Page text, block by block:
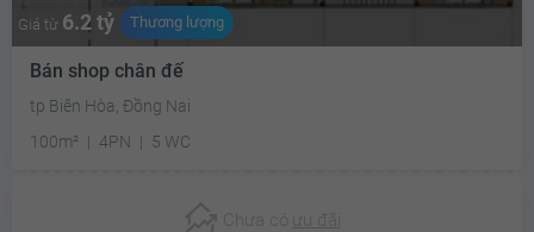
Giá từ 6.2 tỷ Thương lượng
Bán shop chân đế
tp Biên Hòa, Đồng Nai
100m²
4PN 5 WC
Chưa có ưu đãi